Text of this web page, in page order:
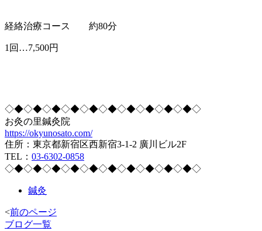
経絡治療コース 約80分
1回…7,500円
◇◆◇◆◇◆◇◆◇◆◇◆◇◆◇◆◇◆◇◆◇
お灸の里鍼灸院
https://okyunosato.com/
住所：東京都新宿区西新宿3-1-2 廣川ビル2F
TEL： 03-6302-0858
◇◆◇◆◇◆◇◆◇◆◇◆◇◆◇◆◇◆◇◆◇
鍼灸
<前のページ
ブログ一覧